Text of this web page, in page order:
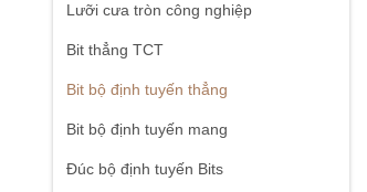
Lưỡi cưa tròn công nghiệp
Bit thẳng TCT
Bit bộ định tuyến thẳng
Bit bộ định tuyến mang
Đúc bộ định tuyến Bits